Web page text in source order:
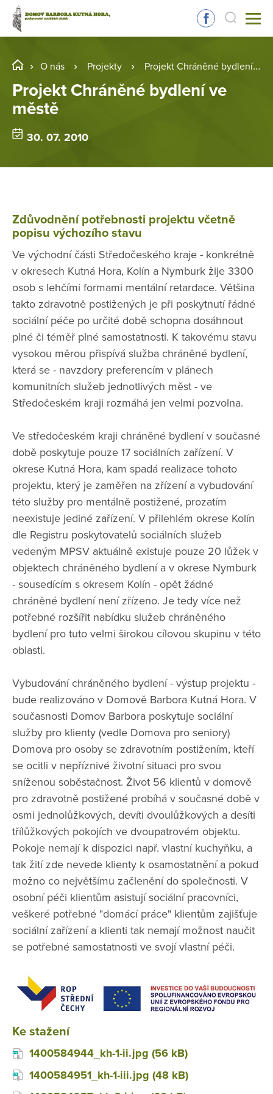
O nás Projekty Projekt Chráněné bydlení ve městě
Projekt Chráněné bydlení ve
městě
30. 07. 2010
Zdůvodnění potřebnosti projektu včetně
popisu výchozího stavu
Ve východní části Středočeského kraje - konkrétně
v okresech Kutná Hora, Kolín a Nymburk žije 3300
osob s lehčími formami mentální retardace. Většina
takto zdravotně postižených je při poskytnutí řádné
sociální péče po určité době schopna dosáhnout
plné či téměř plné samostatnosti. K takovému stavu
vysokou měrou přispívá služba chráněné bydlení,
která se - navzdory preferencím v plánech
komunitních služeb jednotlivých měst - ve
Středočeském kraji rozmáhá jen velmi pozvolna.
Ve středočeském kraji chráněné bydlení v současné
době poskytuje pouze 17 sociálních zařízení. V
okrese Kutná Hora, kam spadá realizace tohoto
projektu, který je zaměřen na zřízení a vybudování
této služby pro mentálně postižené, prozatím
neexistuje jediné zařízení. V přilehlém okrese Kolín
dle Registru poskytovatelů sociálních služeb
vedeným MPSV aktuálně existuje pouze 20 lůžek v
objektech chráněného bydlení a v okrese Nymburk
- sousedícím s okresem Kolín - opět žádné
chráněné bydlení není zřízeno. Je tedy více než
potřebné rozšířit nabídku služeb chráněného
bydlení pro tuto velmi širokou cílovou skupinu v této
oblasti.
Vybudování chráněného bydlení - výstup projektu -
bude realizováno v Domově Barbora Kutná Hora. V
současnosti Domov Barbora poskytuje sociální
služby pro klienty (vedle Domova pro seniory)
Domova pro osoby se zdravotním postižením, kteří
se ocitli v nepříznivé životní situaci pro svou
sníženou soběstačnost. Život 56 klientů v domově
pro zdravotně postižené probíhá v současné době v
osmi jednolůžkových, devíti dvoulůžkových a desíti
třílůžkových pokojích ve dvoupatrovém objektu.
Pokoje nemají k dispozici např. vlastní kuchyňku, a
tak žití zde nevede klienty k osamostatnění a pokud
možno co největšímu začlenění do společnosti. V
osobní péči klientům asistují sociální pracovníci,
veškeré potřebné "domácí práce" klientům zajišťuje
sociální zařízení a klienti tak nemají možnost naučit
se potřebné samostatnosti ve svojí vlastní péči.
Ke stažení
1400584944_kh-1-ii.jpg (56 kB)
1400584951_kh-1-iii.jpg (48 kB)